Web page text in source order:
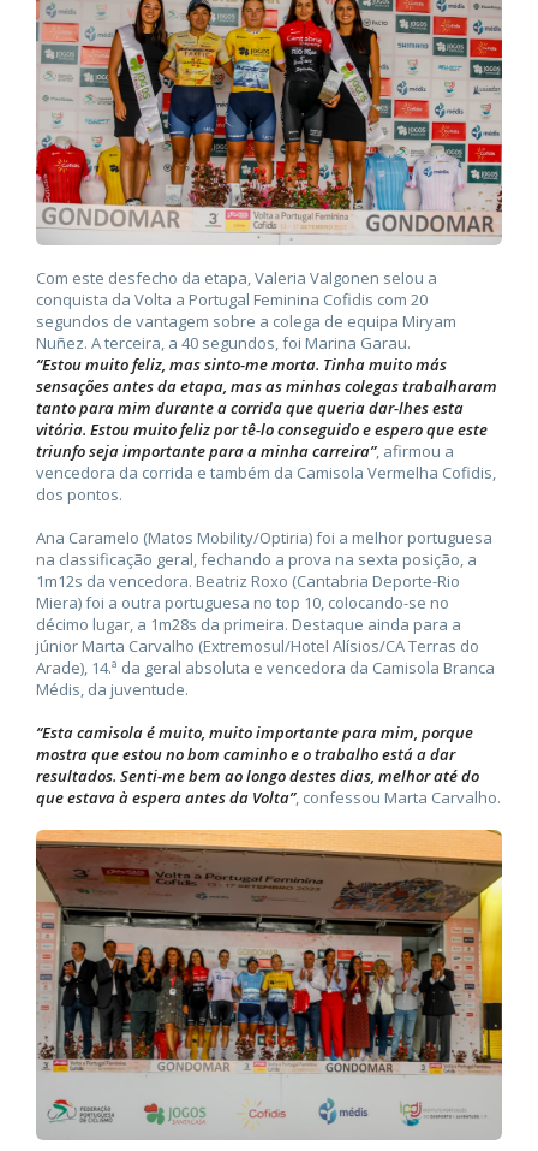
Com este desfecho da etapa, Valeria Valgonen selou a
conquista da Volta a Portugal Feminina Cofidis com 20
segundos de vantagem sobre a colega de equipa Miryam
Nuñez. A terceira, a 40 segundos, foi Marina Garau.
“Estou muito feliz, mas sinto-me morta. Tinha muito más
sensações antes da etapa, mas as minhas colegas trabalharam
tanto para mim durante a corrida que queria dar-lhes esta
vitória. Estou muito feliz por tê-lo conseguido e espero que este
triunfo seja importante para a minha carreira”, afirmou a
vencedora da corrida e também da Camisola Vermelha Cofidis,
dos pontos.
Ana Caramelo (Matos Mobility/Optiria) foi a melhor portuguesa
na classificação geral, fechando a prova na sexta posição, a
1m12s da vencedora. Beatriz Roxo (Cantabria Deporte-Rio
Miera) foi a outra portuguesa no top 10, colocando-se no
décimo lugar, a 1m28s da primeira. Destaque ainda para a
júnior Marta Carvalho (Extremosul/Hotel Alísios/CA Terras do
Arade), 14.ª da geral absoluta e vencedora da Camisola Branca
Médis, da juventude.
“Esta camisola é muito, muito importante para mim, porque
mostra que estou no bom caminho e o trabalho está a dar
resultados. Senti-me bem ao longo destes dias, melhor até do
que estava à espera antes da Volta”, confessou Marta Carvalho.